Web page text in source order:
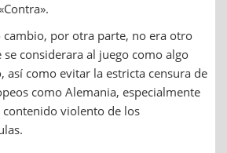
cambio, por otra parte, no era otro
considerara al juego como algo
así como evitar la estricta censura de
como Alemania, especialmente
violento de los